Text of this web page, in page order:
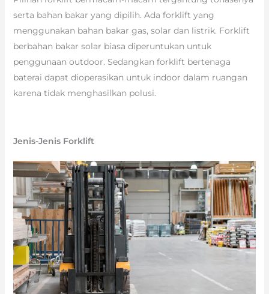
serta bahan bakar yang dipilih. Ada forklift yang
menggunakan bahan bakar gas, solar dan listrik. Forklift
berbahan bakar solar biasa diperuntukan untuk
penggunaan outdoor. Sedangkan forklift bertenaga
baterai dapat dioperasikan untuk indoor dalam ruangan
karena tidak menghasilkan polusi.
Jenis-Jenis Forklift